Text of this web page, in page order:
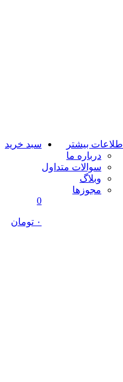
اطلاعات بیشتر
درباره ما
سوالات متداول
وبلاگ
مجوزها
سبد خرید
0
۰ تومان